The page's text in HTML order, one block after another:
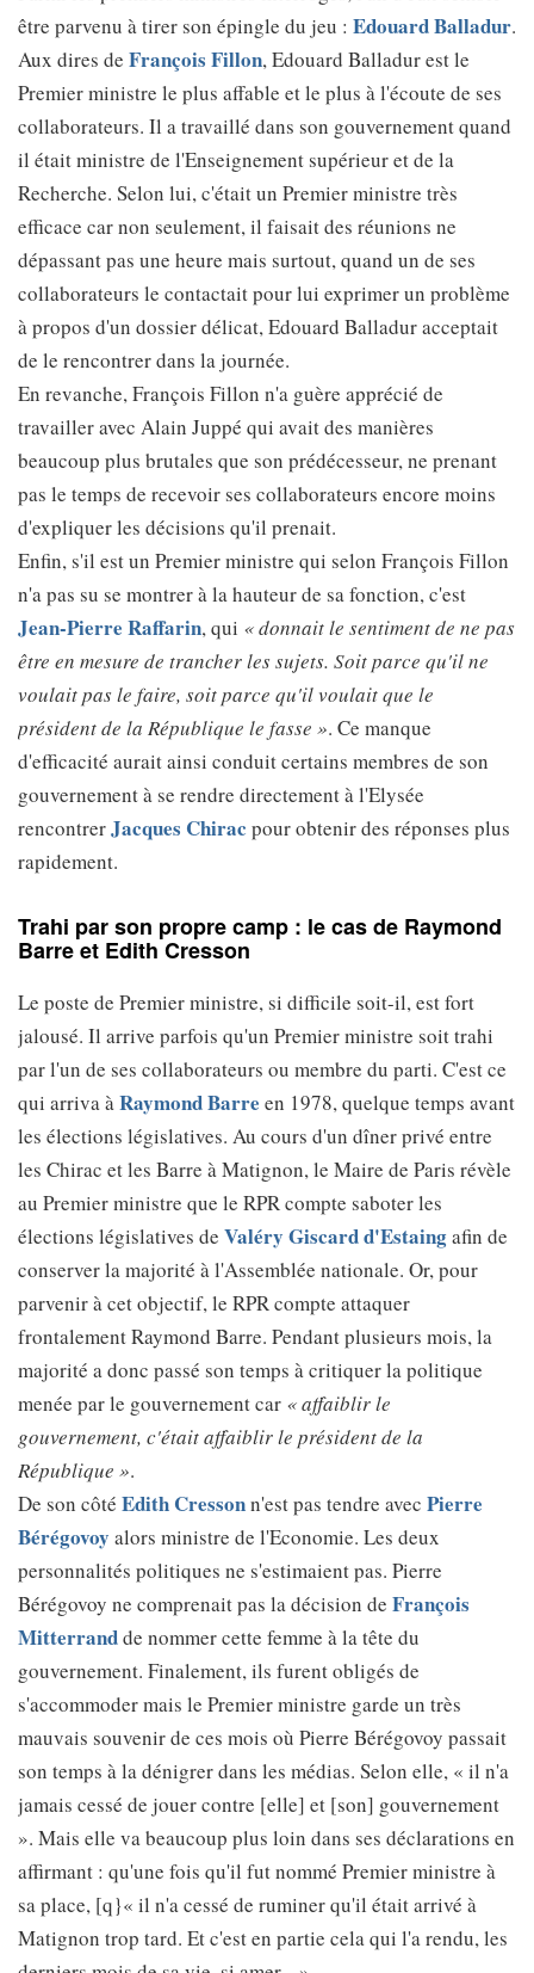
être parvenu à tirer son épingle du jeu : Edouard Balladur.
Aux dires de François Fillon, Edouard Balladur est le
Premier ministre le plus affable et le plus à l'écoute de ses
collaborateurs. Il a travaillé dans son gouvernement quand
il était ministre de l'Enseignement supérieur et de la
Recherche. Selon lui, c'était un Premier ministre très
efficace car non seulement, il faisait des réunions ne
dépassant pas une heure mais surtout, quand un de ses
collaborateurs le contactait pour lui exprimer un problème
à propos d'un dossier délicat, Edouard Balladur acceptait
de le rencontrer dans la journée.
En revanche, François Fillon n'a guère apprécié de
travailler avec Alain Juppé qui avait des manières
beaucoup plus brutales que son prédécesseur, ne prenant
pas le temps de recevoir ses collaborateurs encore moins
d'expliquer les décisions qu'il prenait.
Enfin, s'il est un Premier ministre qui selon François Fillon
n'a pas su se montrer à la hauteur de sa fonction, c'est
Jean-Pierre Raffarin, qui « donnait le sentiment de ne pas
être en mesure de trancher les sujets. Soit parce qu'il ne
voulait pas le faire, soit parce qu'il voulait que le
président de la République le fasse ». Ce manque
d'efficacité aurait ainsi conduit certains membres de son
gouvernement à se rendre directement à l'Elysée
rencontrerJacques Chirac pour obtenir des réponses plus
rapidement.
Trahi par son propre camp : le cas de Raymond
Barre et Edith Cresson
Le poste de Premier ministre, si difficile soit-il, est fort
jalousé. Il arrive parfois qu'un Premier ministre soit trahi
par l'un de ses collaborateurs ou membre du parti. C'est ce
qui arriva àRaymond Barre en 1978, quelque temps avant
les élections législatives. Au cours d'un dîner privé entre
les Chirac et les Barre à Matignon, le Maire de Paris révèle
au Premier ministre que le RPR compte saboter les
élections législatives de Valéry Giscard d'Estaingafin de
conserver la majorité à l'Assemblée nationale. Or, pour
parvenir à cet objectif, le RPR compte attaquer
frontalement Raymond Barre. Pendant plusieurs mois, la
majorité a donc passé son temps à critiquer la politique
menée par le gouvernement car « affaiblir le
gouvernement, c'était affaiblir le président de la
République ».
De son côté Edith Cressonn'est pas tendre avec Pierre
Bérégovoy alors ministre de l'Economie. Les deux
personnalités politiques ne s'estimaient pas. Pierre
Bérégovoy ne comprenait pas la décision de François
Mitterrandde nommer cette femme à la tête du
gouvernement. Finalement, ils furent obligés de
s'accommoder mais le Premier ministre garde un très
mauvais souvenir de ces mois où Pierre Bérégovoy passait
son temps à la dénigrer dans les médias. Selon elle, « il n'a
jamais cessé de jouer contre [elle] et [son] gouvernement
». Mais elle va beaucoup plus loin dans ses déclarations en
affirmant : qu'une fois qu'il fut nommé Premier ministre à
sa place, [q}« il n'a cessé de ruminer qu'il était arrivé à
Matignon trop tard. Et c'est en partie cela qui l'a rendu, les